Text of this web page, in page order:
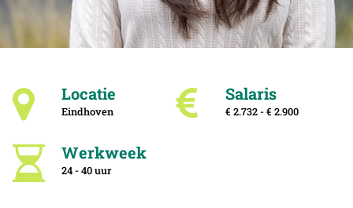
Locatie
Eindhoven
Salaris
€ 2.732 - € 2.900
Werkweek
24 - 40 uur